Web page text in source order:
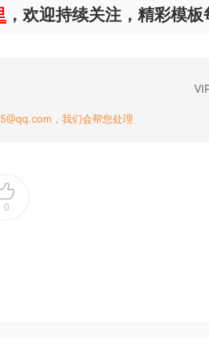
，欢迎持续关注，精彩模
，我们会帮您处理
0